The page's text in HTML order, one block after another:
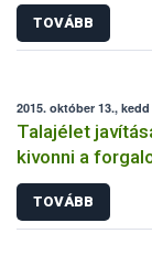
TOVÁBB
2015. október 13., kedd
Talajélet
kivonni a
TOVÁBB